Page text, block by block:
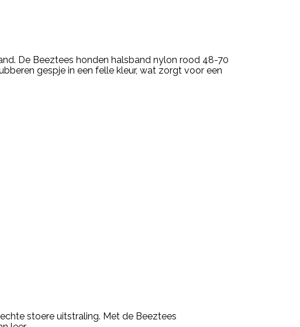
De Beeztees honden halsband nylon rood 48-70
gespje in een felle kleur, wat zorgt voor een
stoere uitstraling. Met de Beeztees